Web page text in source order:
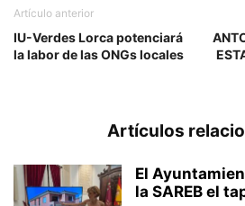
Artículo anterior
IU-Verdes Lorca potenciará
la labor de las ONGs locales
Artículos
El
la SAREB el